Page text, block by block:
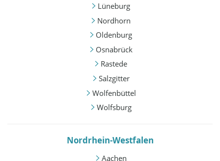
Lüneburg
Nordhorn
Oldenburg
Osnabrück
Rastede
Salzgitter
Wolfenbüttel
Wolfsburg
Nordrhein-Westfalen
Aachen